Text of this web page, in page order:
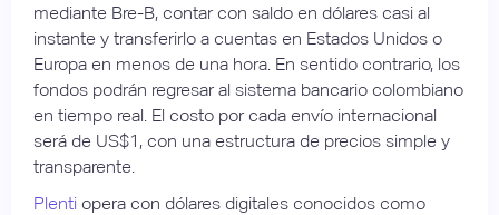
mediante Bre-B, contar con saldo en dólares casi al
instante y transferirlo a cuentas en Estados Unidos o
Europa en menos de una hora. En sentido contrario, los
fondos podrán regresar al sistema bancario colombiano
en tiempo real. El costo por cada envío internacional
será de US$1, con una estructura de precios simple y
transparente.
Plenti opera con dólares digitales conocidos como